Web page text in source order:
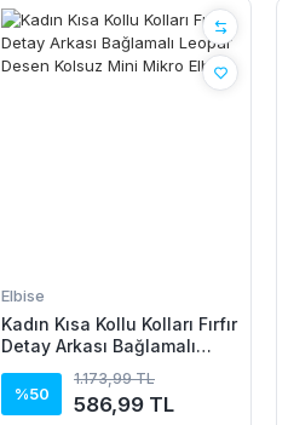
Elbise
Kadın Kısa Kollu Kolları Fırfır
Detay Arkası Bağlamalı
Mikro Elbise
%50
1.173,99 TL
586,99 TL